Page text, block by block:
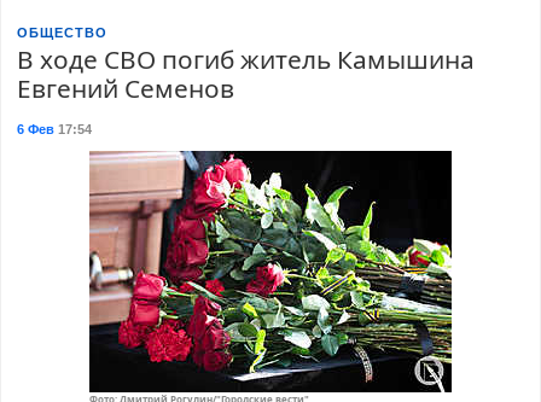
ОБЩЕСТВО
В ходе СВО погиб житель Камышина
Евгений Семенов
6 Фев17:54